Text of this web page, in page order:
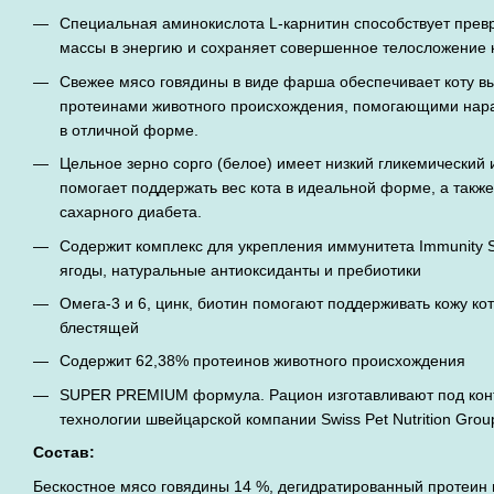
Специальная аминокислота L-карнитин способствует
массы в энергию и сохраняет совершенное телосложение
Свежее мясо говядины в виде фарша обеспечивает коту
протеинами животного происхождения, помогающими
в отличной форме.
Цельное зерно сорго (белое) имеет низкий гликемический
помогает поддержать вес кота в идеальной форме, а
сахарного диабета.
Содержит комплекс для укрепления иммунитета Immunity
ягоды, натуральные антиоксиданты и пребиотики
Омега-3 и 6, цинк, биотин помогают поддерживать кожу
блестящей
Содержит 62,38% протеинов животного происхождения
SUPER PREMIUM формула. Рацион изготавливают под
технологии швейцарской компании Swiss Pet Nutrition
Состав:
Бескостное мясо говядины 14 %, дегидратированный